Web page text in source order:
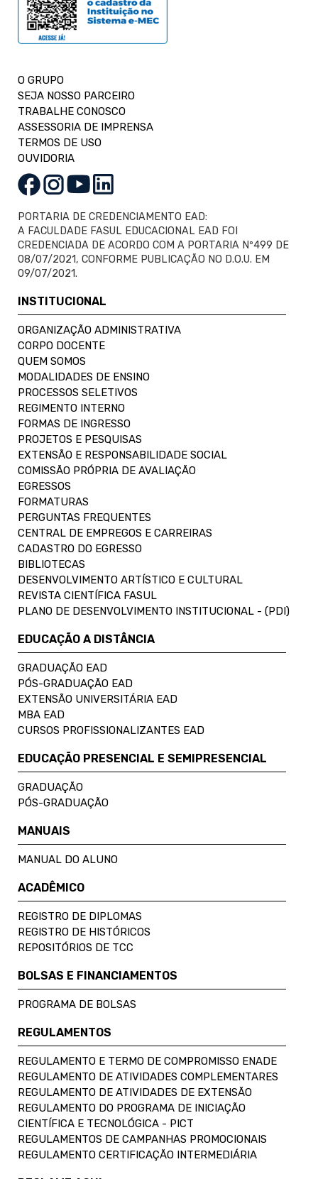
O GRUPO
SEJA NOSSO PARCEIRO
TRABALHE CONOSCO
ASSESSORIA DE IMPRENSA
TERMOS DE USO
OUVIDORIA
PORTARIA DE CREDENCIAMENTO EAD:
A FACULDADE FASUL EDUCACIONAL EAD FOI
CREDENCIADA DE ACORDO COM A PORTARIA Nº499 DE
08/07/2021, CONFORME PUBLICAÇÃO NO D.O.U. EM
09/07/2021.
INSTITUCIONAL
ORGANIZAÇÃO ADMINISTRATIVA
CORPO DOCENTE
QUEM SOMOS
MODALIDADES DE ENSINO
PROCESSOS SELETIVOS
REGIMENTO INTERNO
FORMAS DE INGRESSO
PROJETOS E PESQUISAS
EXTENSÃO E RESPONSABILIDADE SOCIAL
COMISSÃO PRÓPRIA DE AVALIAÇÃO
EGRESSOS
FORMATURAS
PERGUNTAS FREQUENTES
CENTRAL DE EMPREGOS E CARREIRAS
CADASTRO DO EGRESSO
BIBLIOTECAS
DESENVOLVIMENTO ARTÍSTICO E CULTURAL
REVISTA CIENTÍFICA FASUL
PLANO DE DESENVOLVIMENTO INSTITUCIONAL - (PDI)
EDUCAÇÃO A DISTÂNCIA
GRADUAÇÃO EAD
PÓS-GRADUAÇÃO EAD
EXTENSÃO UNIVERSITÁRIA EAD
MBA EAD
CURSOS PROFISSIONALIZANTES EAD
EDUCAÇÃO PRESENCIAL E SEMIPRESENCIAL
GRADUAÇÃO
PÓS-GRADUAÇÃO
MANUAIS
MANUAL DO ALUNO
ACADÊMICO
REGISTRO DE DIPLOMAS
REGISTRO DE HISTÓRICOS
REPOSITÓRIOS DE TCC
BOLSAS E FINANCIAMENTOS
PROGRAMA DE BOLSAS
REGULAMENTOS
REGULAMENTO E TERMO DE COMPROMISSO ENADE
REGULAMENTO DE ATIVIDADES COMPLEMENTARES
REGULAMENTO DE ATIVIDADES DE EXTENSÃO
REGULAMENTO DO PROGRAMA DE INICIAÇÃO
CIENTÍFICA E TECNOLÓGICA - PICT
REGULAMENTOS DE CAMPANHAS PROMOCIONAIS
REGULAMENTO CERTIFICAÇÃO INTERMEDIÁRIA